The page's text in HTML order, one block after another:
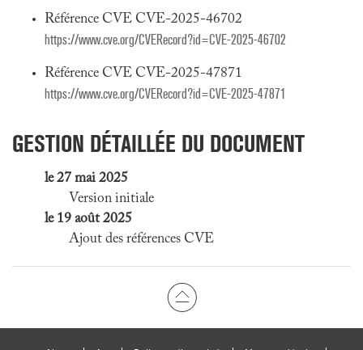
Référence CVE CVE-2025-46702
https://www.cve.org/CVERecord?id=CVE-2025-46702
Référence CVE CVE-2025-47871
https://www.cve.org/CVERecord?id=CVE-2025-47871
GESTION DÉTAILLÉE DU DOCUMENT
le 27 mai 2025
Version initiale
le 19 août 2025
Ajout des références CVE